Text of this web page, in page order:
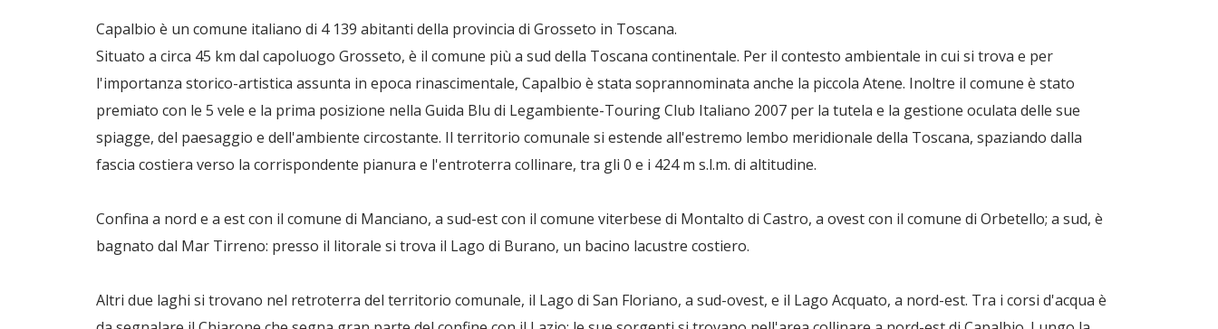
Capalbio è un comune italiano di 4 139 abitanti della provincia di Grosseto in Toscana.
Situato a circa 45 km dal capoluogo Grosseto, è il comune più a sud della Toscana continentale. Per il contesto ambientale in cui si trova e per
l'importanza storico-artistica assunta in epoca rinascimentale, Capalbio è stata soprannominata anche la piccola Atene. Inoltre il comune è stato
premiato con le 5 vele e la prima posizione nella Guida Blu di Legambiente-Touring Club Italiano 2007 per la tutela e la gestione oculata delle sue
spiagge, del paesaggio e dell'ambiente circostante. Il territorio comunale si estende all'estremo lembo meridionale della Toscana, spaziando dalla
fascia costiera verso la corrispondente pianura e l'entroterra collinare, tra gli 0 e i 424 m s.l.m. di altitudine.
Confina a nord e a est con il comune di Manciano, a sud-est con il comune viterbese di Montalto di Castro, a ovest con il comune di Orbetello; a sud, è
bagnato dal Mar Tirreno: presso il litorale si trova il Lago di Burano, un bacino lacustre costiero.
Altri due laghi si trovano nel retroterra del territorio comunale, il Lago di San Floriano, a sud-ovest, e il Lago Acquato, a nord-est. Tra i corsi d'acqua è